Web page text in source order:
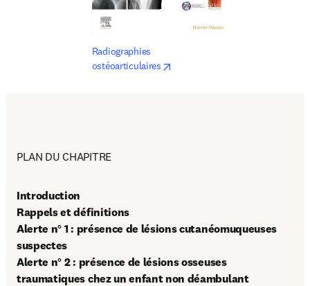
Radiographies
ostéoarticulaires
PLAN DU CHAPITRE
Introduction
Rappels et définitions
Alerte n° 1 : présence de lésions cutanéomuqueuses
suspectes
Alerte n° 2 : présence de lésions osseuses
traumatiques chez un enfant non déambulant